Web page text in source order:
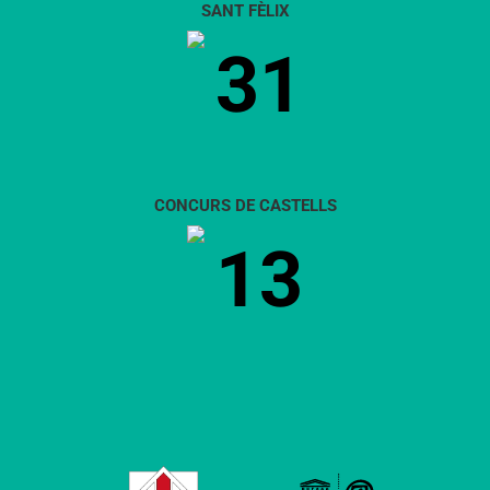
SANT FÈLIX
31
CONCURS DE CASTELLS
13